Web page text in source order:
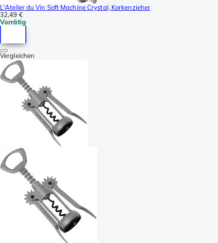
L'Atelier du Vin Soft Machine Crystal, Korkenzieher
32,49 €
Vorrätig
Vergleichen